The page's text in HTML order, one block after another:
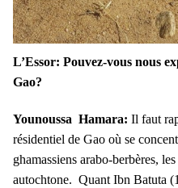
L’Essor: Pouvez-vous nous
Gao?
Younoussa Hamara: Il faut
résidentiel de Gao où se
ghamassiens arabo-berbères,
autochtone. Quant Ibn Batuta